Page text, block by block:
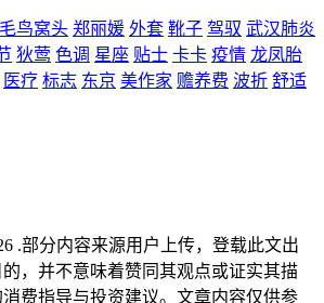
鸟窝头 郑丽媛 外套 靴子 驾驭 武汉肺炎
狄莺 色调 星座 贴士 卡卡 疫情 龙凤胎
医疗 标志 东京 美作家 赡养费 波折 舒适
.部分内容来源用户上传，登载此文出
，并不意味着赞同其观点或证实其描
费指导与投资建议。文章内容仅供参